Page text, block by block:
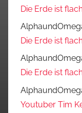
Die Erde ist
Die Erde ist
Die Erde ist
Youtuber Tim